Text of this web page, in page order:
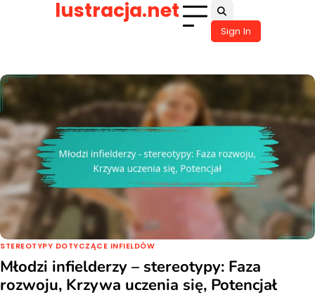
lustracja.net
Sign In
STEREOTYPY DOTYCZĄCE INFIELDÓW
Młodzi infielderzy – stereotypy: Faza
rozwoju, Krzywa uczenia się, Potencjał